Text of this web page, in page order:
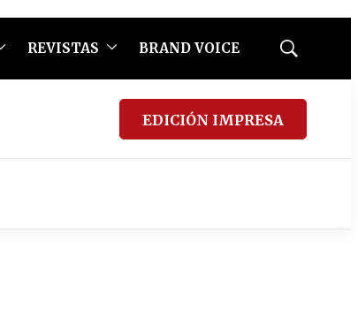
REVISTAS BRAND VOICE
Mostrar
EDICIÓN IMPRESA